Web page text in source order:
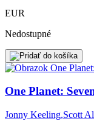
EUR
Nedostupné
One Planet:
Jonny Keeling,Scott